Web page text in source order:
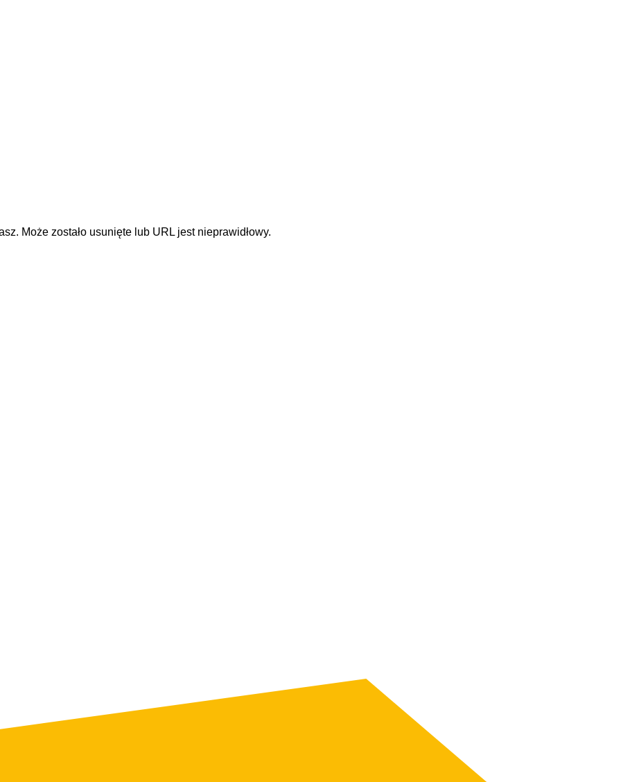
Może zostało usunięte lub URL jest nieprawidłowy.